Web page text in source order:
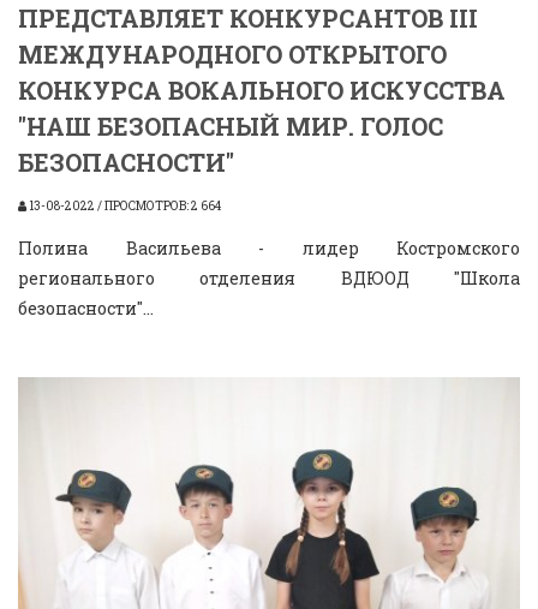
ПРЕДСТАВЛЯЕТ КОНКУРСАНТОВ III
МЕЖДУНАРОДНОГО ОТКРЫТОГО
КОНКУРСА ВОКАЛЬНОГО ИСКУССТВА
"НАШ БЕЗОПАСНЫЙ МИР. ГОЛОС
БЕЗОПАСНОСТИ"
13-08-2022 / ПРОСМОТРОВ: 2 664
Полина Васильева - лидер Костромского
регионального отделения ВДЮОД "Школа
безопасности"...